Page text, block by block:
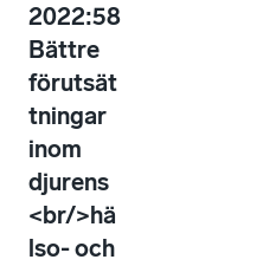
2022:58
Bättre
förutsät
tningar
inom
djurens
<br/>hä
lso- och